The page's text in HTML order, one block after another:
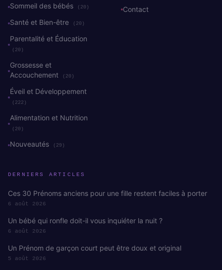
Sommeil des bébés (20)
Santé et Bien-être (20)
Parentalité et Éducation
(20)
Grossesse et
Accouchement
(20)
Éveil et Développement
(222)
Alimentation et Nutrition
(20)
Nouveautés (29)
Contact
DERNIERS ARTICLES
Ces 30 Prénoms anciens pour une fille restent faciles à porter
6 août 2026
Un bébé qui ronfle doit-il vous inquiéter la nuit ?
6 août 2026
Un Prénom de garçon court peut être doux et original
5 août 2026